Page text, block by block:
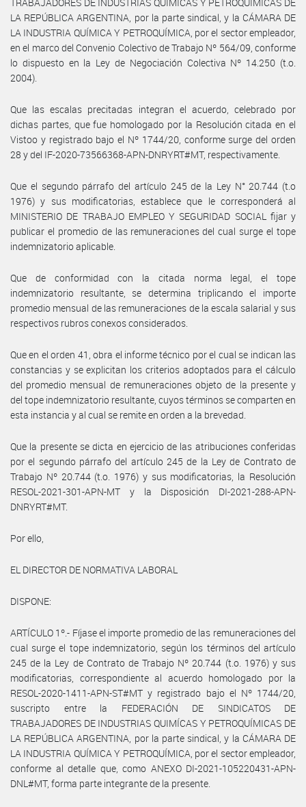
LA REPÚBLICA ARGENTINA, por la parte sindical, y la CÁMARA DE
LA INDUSTRIA QUÍMICA Y PETROQUÍMICA, por el sector empleador,
en el marco del Convenio Colectivo de Trabajo Nº 564/09, conforme
lo dispuesto en la Ley de Negociación Colectiva Nº 14.250 (t.o.
2004).
Que las escalas precitadas integran el acuerdo, celebrado por
dichas partes, que fue homologado por la Resolución citada en el
Vistoo y registrado bajo el Nº 1744/20, conforme surge del orden
28 y del IF-2020-73566368-APN-DNRYRT#MT, respectivamente.
Que el segundo párrafo del artículo 245 de la Ley N° 20.744 (t.o
1976) y sus modificatorias, establece que le corresponderá al
MINISTERIO DE TRABAJO EMPLEO Y SEGURIDAD SOCIAL fijar y
publicar el promedio de las remuneraciones del cual surge el tope
indemnizatorio aplicable.
Que de conformidad con la citada norma legal, el tope
indemnizatorio resultante, se determina triplicando el importe
promedio mensual de las remuneraciones de la escala salarial y sus
respectivos rubros conexos considerados.
Que en el orden 41, obra el informe técnico por el cual se indican las
constancias y se explicitan los criterios adoptados para el cálculo
del promedio mensual de remuneraciones objeto de la presente y
del tope indemnizatorio resultante, cuyos términos se comparten en
esta instancia y al cual se remite en orden a la brevedad.
Que la presente se dicta en ejercicio de las atribuciones conferidas
por el segundo párrafo del artículo 245 de la Ley de Contrato de
Trabajo Nº 20.744 (t.o. 1976) y sus modificatorias, la Resolución
RESOL-2021-301-APN-MT y la Disposición DI-2021-288-APN-
DNRYRT#MT.
Por ello,
EL DIRECTOR DE NORMATIVA LABORAL
DISPONE:
ARTÍCULO 1º.- Fíjase el importe promedio de las remuneraciones del
cual surge el tope indemnizatorio, según los términos del artículo
245 de la Ley de Contrato de Trabajo Nº 20.744 (t.o. 1976) y sus
modificatorias, correspondiente al acuerdo homologado por la
RESOL-2020-1411-APN-ST#MT y registrado bajo el Nº 1744/20,
suscripto entre la FEDERACIÓN DE SINDICATOS DE
TRABAJADORES DE INDUSTRIAS QUIMÍCAS Y PETROQUÍMICAS DE
LA REPÚBLICA ARGENTINA, por la parte sindical, y la CÁMARA DE
LA INDUSTRIA QUÍMICA Y PETROQUÍMICA, por el sector empleador,
conforme al detalle que, como ANEXO DI-2021-105220431-APN-
DNL#MT, forma parte integrante de la presente.